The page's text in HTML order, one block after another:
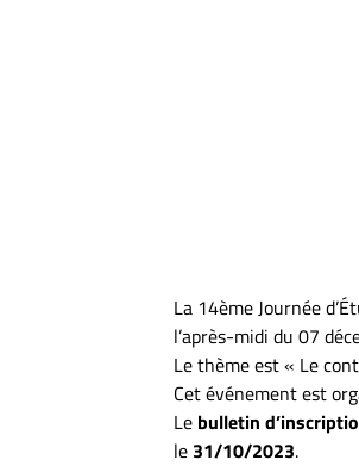
La 14ème Journée
l’après-midi du 07
Le thème est « Le
Cet événement est
Le bulletin
le 31/10/2023.